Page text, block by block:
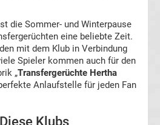
die Sommer- und Winterpause
eine beliebte Zeit.
mit dem Klub in Verbindung
Spieler kommen auch für den
„Transfergerüchte Hertha
Anlaufstelle für jeden Fan
Klubs